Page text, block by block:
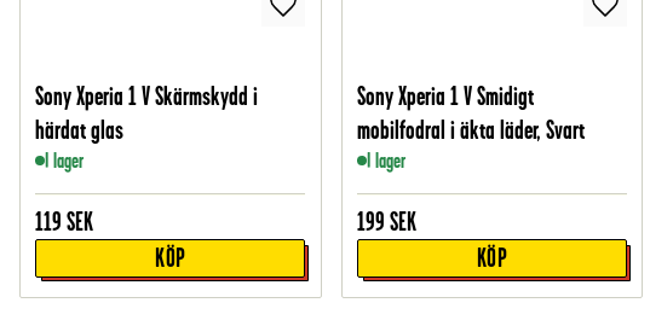
Sony Xperia 1 V Skärmskydd i
härdat glas
I lager
119 SEK
KÖP
Sony Xperia 1 V Smidigt
mobilfodral i äkta läder, Svart
I lager
199 SEK
KÖP